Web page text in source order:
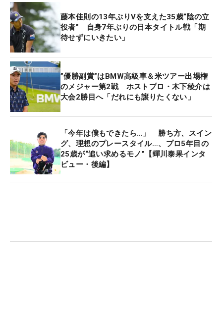
首位に立つ堀川未来夢に1打差で迎えた最終18番
で、蝉川は6メートルのバーディパットを決めてガ
ッツポーズ。堀川はパーとしてプレーオフにもつれ
込み、1ホール目で蝉川がバーディを決めて激闘を
制した。
そして今年、ディフェンディングチャンピオンとし
て会場入りすると、クラブハウスに飾られた自身の
パネルや名前が入ったロッカーが目に入った。「歴
代優勝者の方たちのパネルがあって、自分もいつか
ここに乗りたいと思っていた。優勝者の名前が入っ
たロッカールームを使えるのも見ていた。今回、自
分のパネルと自分のロッカーができていることに1
返っても、2試合予選落ちはなかなかなかった。状
藤本佳則の13年ぶりVを支えた35歳“陰の立
役者” 自身7年ぶりの日本タイトル戦「期
待せずにいきたい」
”優勝副賞”はBMW高級車＆米ツアー出場権
のメジャー第2戦 ホストプロ・木下稜介は
大会2勝目へ「だれにも譲りたくない」
「今年は僕もできたら…」 勝ち方、スイン
グ、理想のプレースタイル…、プロ5年目の
25歳が“追い求めるモノ”【蟬川泰果インタ
ビュー・後編】